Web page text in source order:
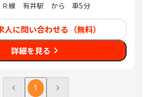
Ｒ線 有井駅 から 車5分
人に問い合わせる（無料）
詳細を見る
1